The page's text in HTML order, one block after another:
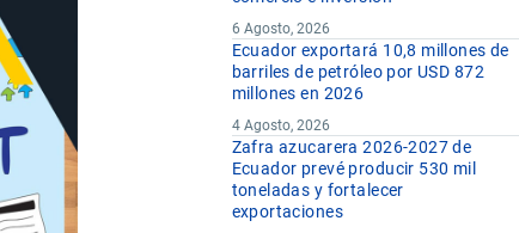
6 Agosto, 2026
Ecuador exportará 10,8 millones de
barriles de petróleo por USD 872
millones en 2026
4 Agosto, 2026
Zafra azucarera 2026-2027 de
Ecuador prevé producir 530 mil
toneladas y fortalecer
exportaciones